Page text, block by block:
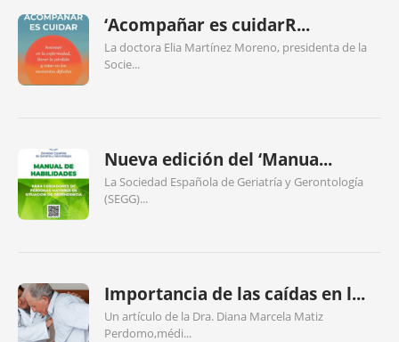
‘Acompañar es cuidarR...
La doctora Elia Martínez Moreno, presidenta de la
Socie...
Nueva edición del ‘Manua...
La Sociedad Española de Geriatría y Gerontología
(SEGG)...
Importancia de las caídas en l...
Un artículo de la Dra. Diana Marcela Matiz
Perdomo,médi...